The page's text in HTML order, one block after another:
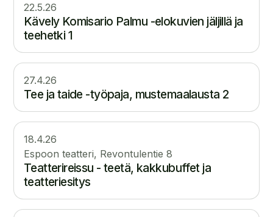
22.5.26
Kävely Komisario Palmu -elokuvien jäljillä ja
teehetki 1
27.4.26
Tee ja taide -työpaja, mustemaalausta 2
18.4.26
Espoon teatteri, Revontulentie 8
Teatterireissu - teetä, kakkubuffet ja
teatteriesitys